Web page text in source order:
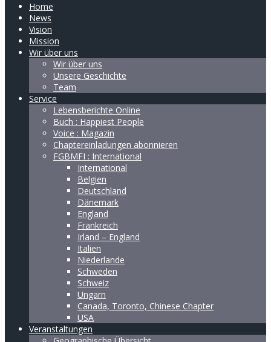
Home
News
Vision
Mission
Wir über uns
Wir über uns
Unsere Geschichte
Team
Service
Lebensberichte Online
Buch : Happiest People
Voice : Magazin
Chaptereinladungen abonnieren
FGBMFI : International
International
Belgien
Deutschland
Dänemark
England
Frankreich
Irland – England
Italien
Niederlande
Schweden
Schweiz
Ungarn
Canada, Toronto, Chinese Chapter
USA
Veranstaltungen